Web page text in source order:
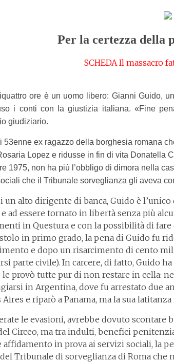
Per la certezza della
SCHEDA Il massacro
ore è un uomo libero: Gianni Guido,
i conti con la giustizia italiana. «Fine
giudiziario.
53enne ex ragazzo della borghesia romana
Lopez e ridusse in fin di vita Donatella
1975, non ha più l’obbligo di dimora nella
che il Tribunale sorveglianza gli aveva
un alto dirigente di banca, Guido è
e ad essere tornato in libertà senza più
in Questura e con la possibilità di
in primo grado, la pena di Guido fu
e dopo un risarcimento di cento
parte civile). In carcere, di fatto, Guido
le provò tutte pur di non restare in cella:
in Argentina, dove fu arrestato due
Aires e riparò a Panama, ma la sua
le evasioni, avrebbe dovuto
Circeo, ma tra indulti, benefici
in prova ai servizi sociali, la
Tribunale di sorveglianza di Roma che